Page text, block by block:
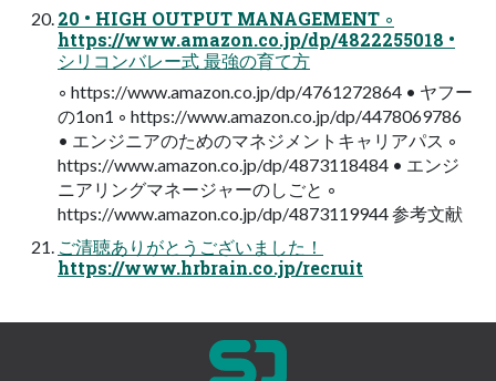
20 • HIGH OUTPUT MANAGEMENT ◦
https://www.amazon.co.jp/dp/4822255018 •
シリコンバレー式 最強の育て方
◦ https://www.amazon.co.jp/dp/4761272864 • ヤフー
の1on1 ◦ https://www.amazon.co.jp/dp/4478069786
• エンジニアのためのマネジメントキャリアパス ◦
https://www.amazon.co.jp/dp/4873118484 • エンジ
ニアリングマネージャーのしごと ◦
https://www.amazon.co.jp/dp/4873119944 参考文献
ご清聴ありがとうございました！
https://www.hrbrain.co.jp/recruit